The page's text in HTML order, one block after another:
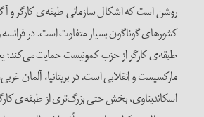
روشن است که اشکال سازمانی طبقه‌ی کارگر و آگاهی
کشورهای گوناگون بسیار متفاوت است. در فرانسه و
طبقه‌ی کارگر از حزب کمونیست حمایت می‌کند؛ یعنی
مارکسیست و انقلابی است. در بریتانیا، آلمان غربی، و
اسکاندیناوی، بخش حتی بزرگ‌تری از طبقه‌ی کارگر از